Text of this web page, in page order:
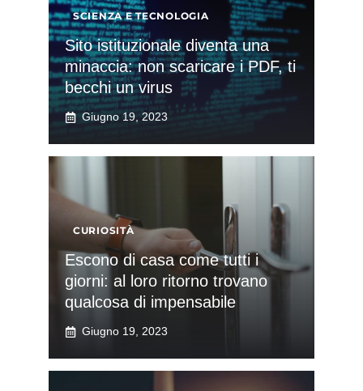
SCIENZA E TECNOLOGIA
Sito istituzionale diventa una
minaccia: non scaricare i PDF, ti
becchi un virus
Giugno 19, 2023
CURIOSITÀ
Escono di casa come tutti i
giorni: al loro ritorno trovano
qualcosa di impensabile
Giugno 19, 2023